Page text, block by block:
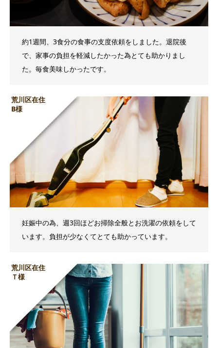
約1週間、3食分の食事の支度依頼をしました。退院後
で、家事の負担を軽減したかった為とても助かりまし
た。毎食美味しかったです。
荒川区在住
B様
妊娠中の為、週3回ほどお掃除全般とお洗濯の依頼をして
います。負担が少なくてとても助かっています。
荒川区在住
Ｔ様